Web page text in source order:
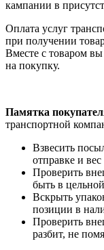
кампании в
Оплата услуг
при получении
Вместе с товаром
на покупку.
Памятка
транспортной
Взвесить
отправке и
Проверить
быть в
Вскрыть
позиции в
Проверить
разбит, не